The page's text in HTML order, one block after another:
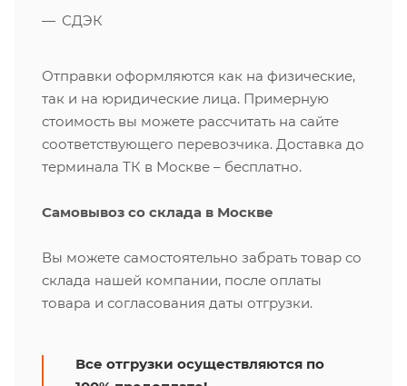
СДЭК
Отправки оформляются как на физические,
так и на юридические лица. Примерную
стоимость вы можете рассчитать на сайте
соответствующего перевозчика. Доставка до
терминала ТК в Москве – бесплатно.
Самовывоз со склада в Москве
Вы можете самостоятельно забрать товар со
склада нашей компании, после оплаты
товара и согласования даты отгрузки.
Все отгрузки осуществляются по